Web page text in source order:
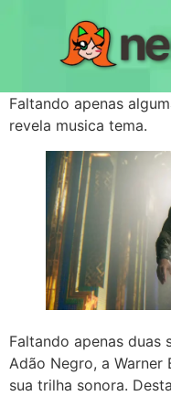
Faltando apenas
revela musica tema.
Faltando apenas duas
Adão Negro, a Warner
sua trilha sonora.